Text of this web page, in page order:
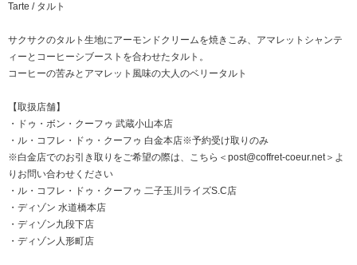
Tarte / タルト
サクサクのタルト生地にアーモンドクリームを焼きこみ、アマレットシャンテ
ィーとコーヒーシブーストを合わせたタルト。
コーヒーの苦みとアマレット風味の大人のベリータルト
【取扱店舗】
・
ドゥ・ボン・クーフゥ 武蔵小山本店
・ ル・コフレ・ドゥ・クーフゥ 白金本店※予約受け取りのみ
※白金店でのお引き取りをご希望の際は、 こちら＜post@coffret-coeur.net＞ よ
りお問い合わせください
・ ル・コフレ・ドゥ・クーフゥ 二子玉川ライズS.C店
・ ディゾン 水道橋本店
・ ディゾン九段下店
・ ディゾン人形町店